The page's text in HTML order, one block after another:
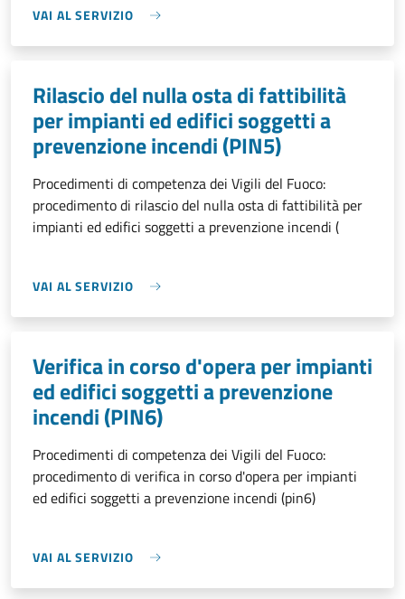
VAI AL SERVIZIO
Rilascio del nulla osta di fattibilità
per impianti ed edifici soggetti a
prevenzione incendi (PIN5)
Procedimenti di competenza dei Vigili del Fuoco:
procedimento di rilascio del nulla osta di fattibilità per
impianti ed edifici soggetti a prevenzione incendi (
VAI AL SERVIZIO
Verifica in corso d'opera per impianti
ed edifici soggetti a prevenzione
incendi (PIN6)
Procedimenti di competenza dei Vigili del Fuoco:
procedimento di verifica in corso d'opera per impianti
ed edifici soggetti a prevenzione incendi (pin6)
VAI AL SERVIZIO